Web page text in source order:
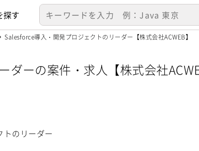
探す
Salesforce導入・開発プロジェクトのリーダー【株式会社ACWEB】
ーの案件・求人【株式会社
のリーダー